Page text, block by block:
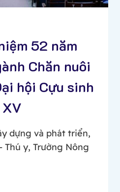
52 năm
Chăn nuôi
hội Cựu sinh
dựng và phát triển,
Thú y, Trường Nông